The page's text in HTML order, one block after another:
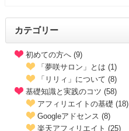
カテゴリー
初めての方へ (9)
「夢咲サロン」とは (1)
「リリィ」について (8)
基礎知識と実践のコツ (58)
アフィリエイトの基礎 (18)
Googleアドセンス (8)
楽天アフィリエイト (25)